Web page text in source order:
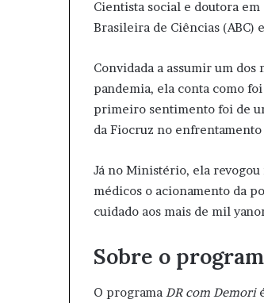
Cientista social e doutora
Brasileira de Ciências (ABC)
Convidada a assumir um
pandemia, ela conta como
primeiro sentimento foi de
da Fiocruz no
Já no Ministério, ela
médicos o acionamento da
cuidado aos mais de mil
Sobre o
O programa DR com Demori